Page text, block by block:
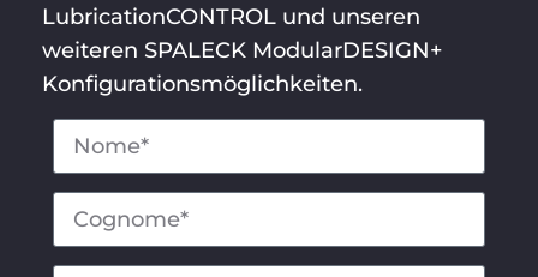
LubricationCONTROL und unseren
weiteren SPALECK ModularDESIGN+
Konfigurationsmöglichkeiten.